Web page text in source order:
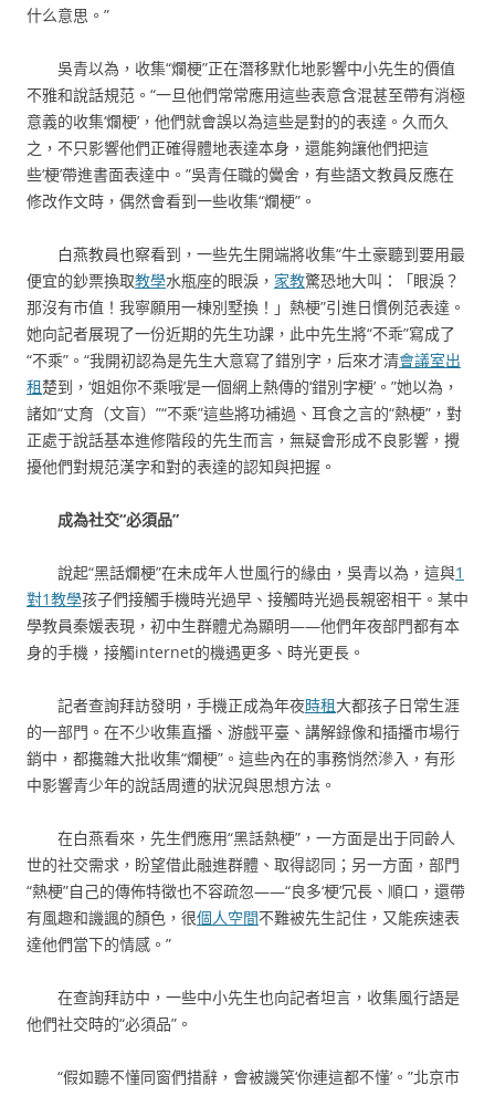
什么意思。”
吳青以為，收集“爛梗”正在潛移默化地影響中小先生的價值
不雅和說話規范。“一旦他們常常應用這些表意含混甚至帶有消極
意義的收集‘爛梗’，他們就會誤以為這些是對的的表達。久而久
之，不只影響他們正確得體地表達本身，還能夠讓他們把這
些‘梗’帶進書面表達中。”吳青任職的黌舍，有些語文教員反應在
修改作文時，偶然會看到一些收集“爛梗”。
白燕教員也察看到，一些先生開端將收集“牛土豪聽到要用最
便宜的鈔票換取教學水瓶座的眼淚， 家教驚恐地大叫：「眼淚？
那沒有市值！我寧願用一棟別墅換！」熱梗”引進日慣例范表達。
她向記者展現了一份近期的先生功課，此中先生將“不乖”寫成了
“不乘”。“我開初認為是先生大意寫了錯別字，后來才清會議室出
租楚到，‘姐姐你不乘哦’是一個網上熱傳的‘錯別字梗’。”她以為，
諸如“丈育（文盲）”“不乘”這些將功補過、耳食之言的“熱梗”，對
正處于說話基本進修階段的先生而言，無疑會形成不良影響，攪
擾他們對規范漢字和對的表達的認知與把握。
成為社交“必須品”
說起“黑話爛梗”在未成年人世風行的緣由，吳青以為，這與1
對1教學孩子們接觸手機時光過早、接觸時光過長親密相干。某中
學教員秦媛表現，初中生群體尤為顯明——他們年夜部門都有本
身的手機，接觸internet的機遇更多、時光更長。
記者查詢拜訪發明，手機正成為年夜時租大都孩子日常生涯
的一部門。在不少收集直播、游戲平臺、講解錄像和插播市場行
銷中，都攙雜大批收集“爛梗”。這些內在的事務悄然滲入，有形
中影響青少年的說話周遭的狀況與思想方法。
在白燕看來，先生們應用“黑話熱梗”，一方面是出于同齡人
世的社交需求，盼望借此融進群體、取得認同；另一方面，部門
“熱梗”自己的傳佈特徵也不容疏忽——“良多‘梗’冗長、順口，還帶
有風趣和譏諷的顏色，很個人空間不難被先生記住，又能疾速表
達他們當下的情感。”
在查詢拜訪中，一些中小先生也向記者坦言，收集風行語是
他們社交時的“必須品”。
“假如聽不懂同窗們措辭，會被譏笑‘你連這都不懂’。”北京市